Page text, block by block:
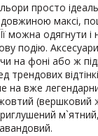
просто
довжиною максі,
можна одягнути і
подію.
на фоні або ж
трендових
на вже
(вершковий